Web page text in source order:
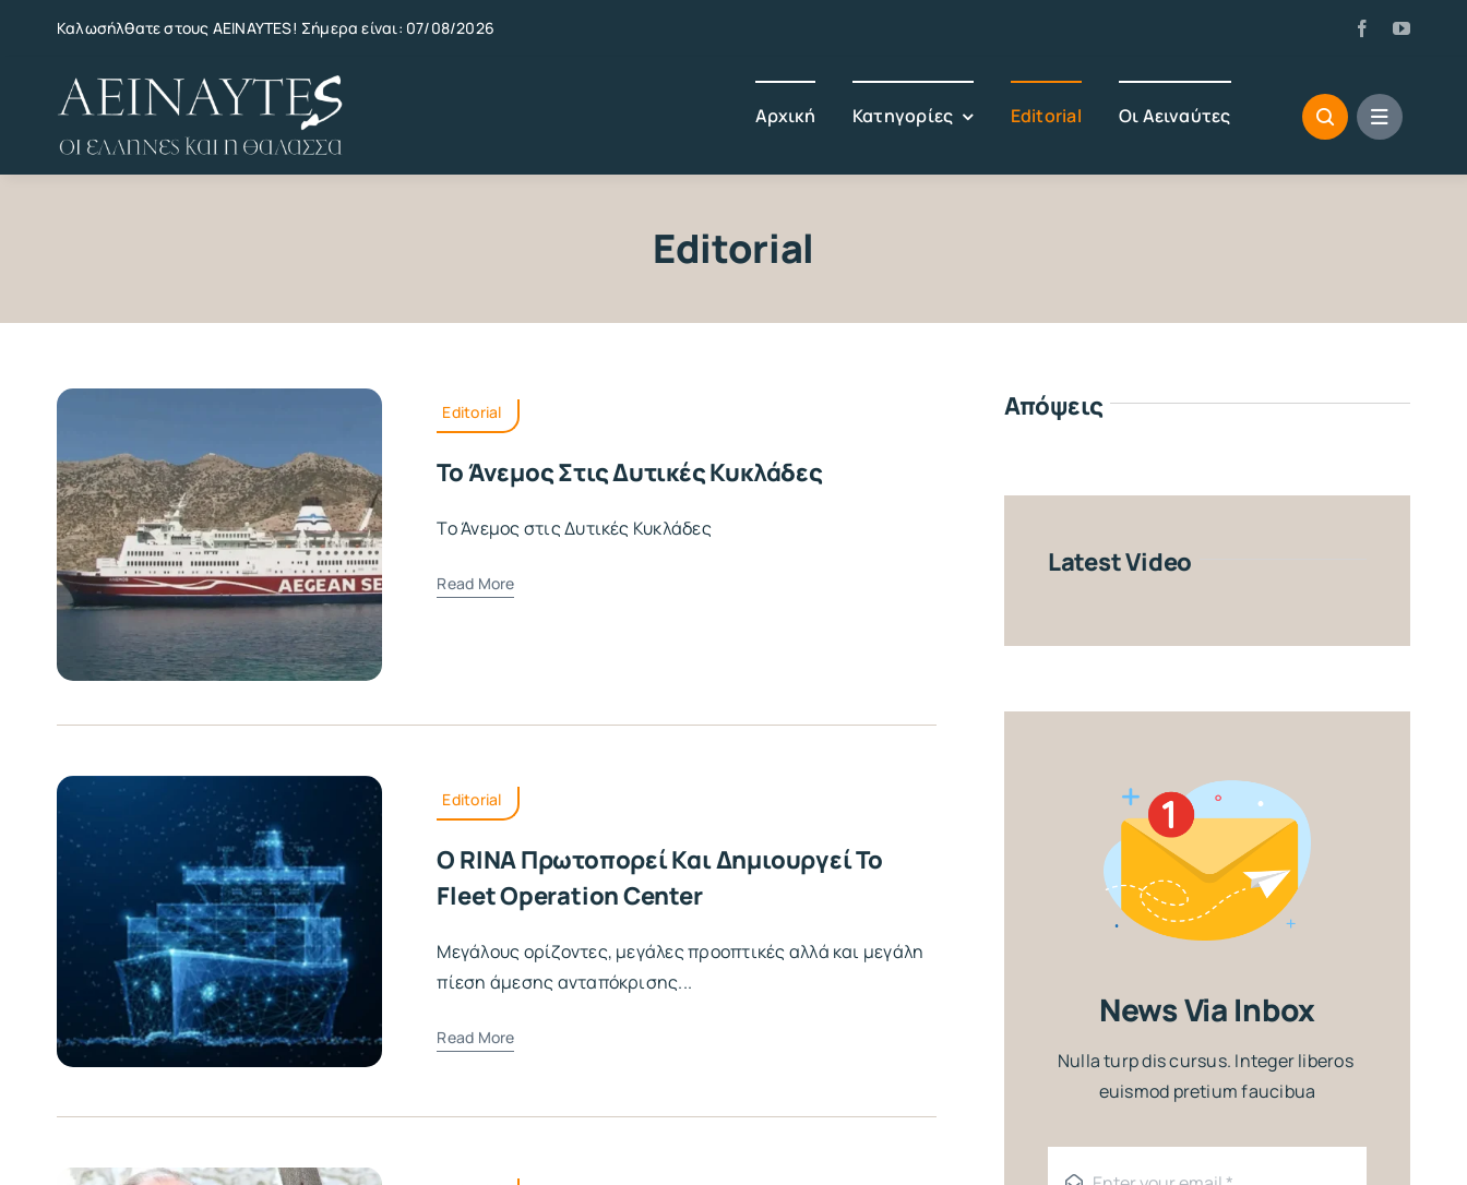
Καλωσήλθατε στους AEINAYTES! Σήμερα είναι: 07/08/2026
Αρχική Κατηγορίες Editorial Οι Αειναύτες
Editorial
Editorial
Το Άνεμος Στις Δυτικές Κυκλάδες
Το Άνεμος στις Δυτικές Κυκλάδες
Read More
Editorial
Ο RINA Πρωτοπορεί Και Δημιουργεί Το
Fleet Operation Center
Μεγάλους ορίζοντες, μεγάλες προοπτικές αλλά και μεγάλη
πίεση άμεσης ανταπόκρισης...
Read More
Απόψεις
Latest Video
News Via Inbox
Nulla turp dis cursus. Integer liberos
euismod pretium faucibua